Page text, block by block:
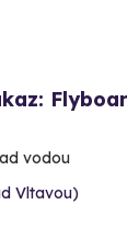
vodou
Vltavou)